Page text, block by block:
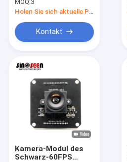
MOQ:3
Kontakt
Kamera-Modul des
Schwarz-60FPS